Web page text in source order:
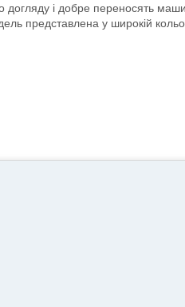
і добре переносять
представлена у широкій